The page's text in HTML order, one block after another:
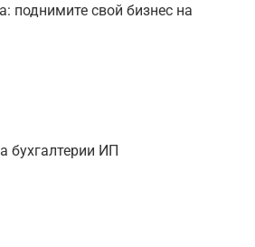
поднимите свой бизнес на
бухгалтерии ИП